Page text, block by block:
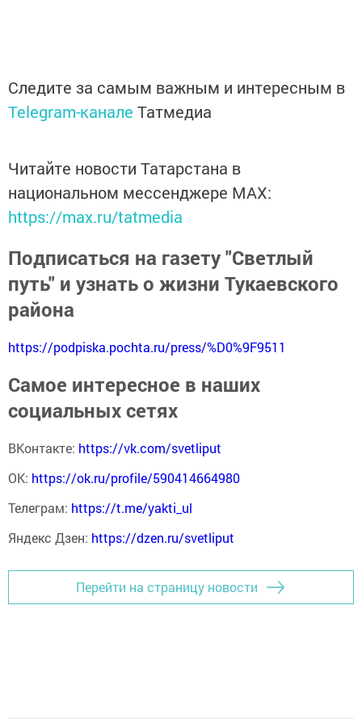
Следите за самым важным и интересным в
Telegram-канале Татмедиа
Читайте новости Татарстана в
национальном мессенджере MАХ:
https://max.ru/tatmedia
Подписаться на газету "Светлый
путь" и узнать о жизни Тукаевского
района
https://podpiska.pochta.ru/press/%D0%9F9511
Самое интересное в наших
социальных сетях
ВКонтакте: https://vk.com/svetliput
ОК: https://ok.ru/profile/590414664980
Телеграм: https://t.me/yakti_ul
Яндекс Дзен: https://dzen.ru/svetliput
Перейти на страницу новости